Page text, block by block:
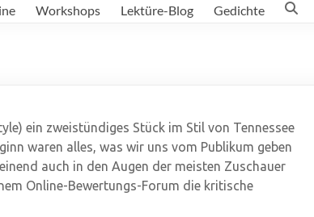
Workshops Lektüre-Blog Gedichte
ein zweistündiges Stück im Stil von Tennessee
waren alles, was wir uns vom Publikum geben
auch in den Augen der meisten Zuschauer
Online-Bewertungs-Forum die kritische